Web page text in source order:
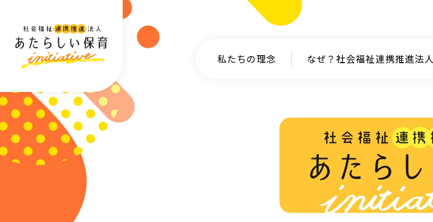
私たちの理念 なぜ？社会福祉連携推進法人